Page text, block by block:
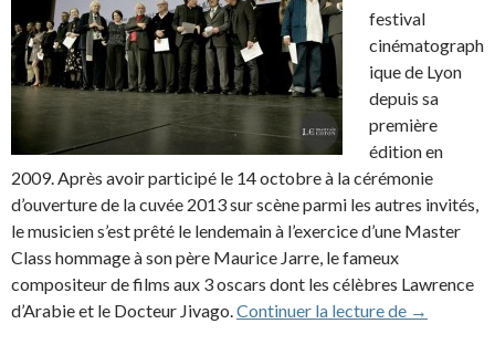
festival
cinématograph
ique de Lyon
depuis sa
première
édition en
2009. Après avoir participé le 14 octobre à la cérémonie
d’ouverture de la cuvée 2013 sur scène parmi les autres invités,
le musicien s’est prêté le lendemain à l’exercice d’une Master
Class hommage à son père Maurice Jarre, le fameux
compositeur de films aux 3 oscars dont les célèbres Lawrence
d’Arabie et le Docteur Jivago.Continuer la lecture de Dans le
→